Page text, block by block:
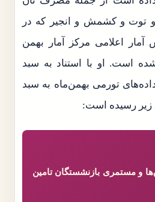
توت و کشمش و انجیر که در
اعلامی مرکز آمار بهمن
شده است. او با استناد به سبد
تورمی بهمن‌ماه به سبد
زیر رسیده است:
و مستمری بازنشستگان تامین